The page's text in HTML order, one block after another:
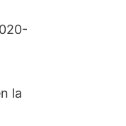
la